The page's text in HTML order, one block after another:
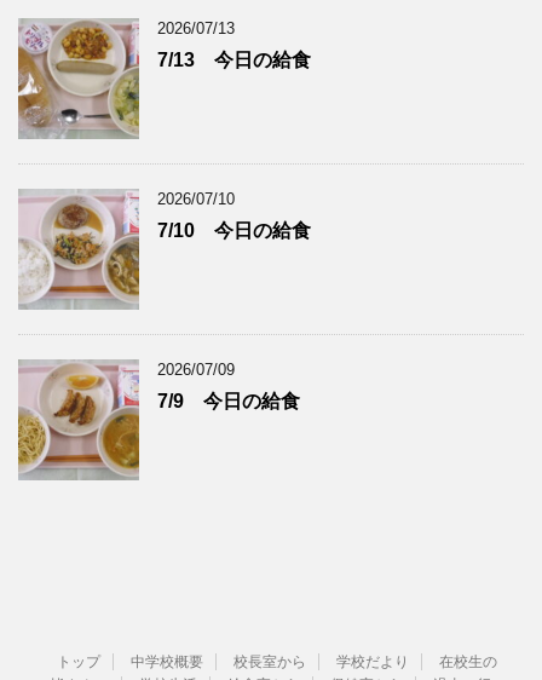
2026/07/13
7/13 今日の給食
2026/07/10
7/10 今日の給食
2026/07/09
7/9 今日の給食
トップ 中学校概要 校長室から 学校だより
在校生の